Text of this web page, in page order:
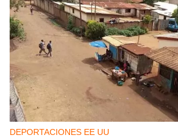
DEPORTACIONES EE UU